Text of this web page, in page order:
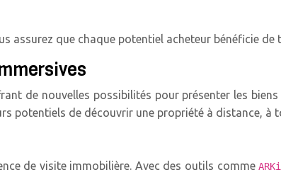
assurez que chaque potentiel acheteur bénéficie
de nouvelles possibilités pour présenter les
potentiels de découvrir une propriété à distance, à
de visite immobilière. Avec des outils comme